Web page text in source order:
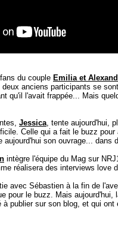
du couple Emilia et
anciens participants se
qu'il l'avait frappée... Mais
Jessica, tente aujourd'hui,
Celle qui a fait le buzz
son ouvrage... dans
intègre l'équipe du Mag sur
réalisera des interviews love
avec Sébastien à la fin de
pour le buzz. Mais
publier sur son blog, et qui